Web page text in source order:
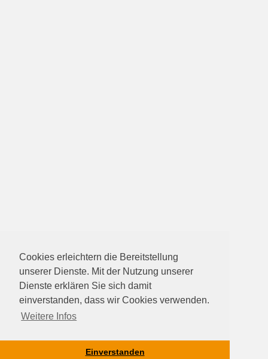
Cookies erleichtern die Bereitstellung
unserer Dienste. Mit der Nutzung unserer
Dienste erklären Sie sich damit
einverstanden, dass wir Cookies verwenden.
Weitere Infos
Einverstanden